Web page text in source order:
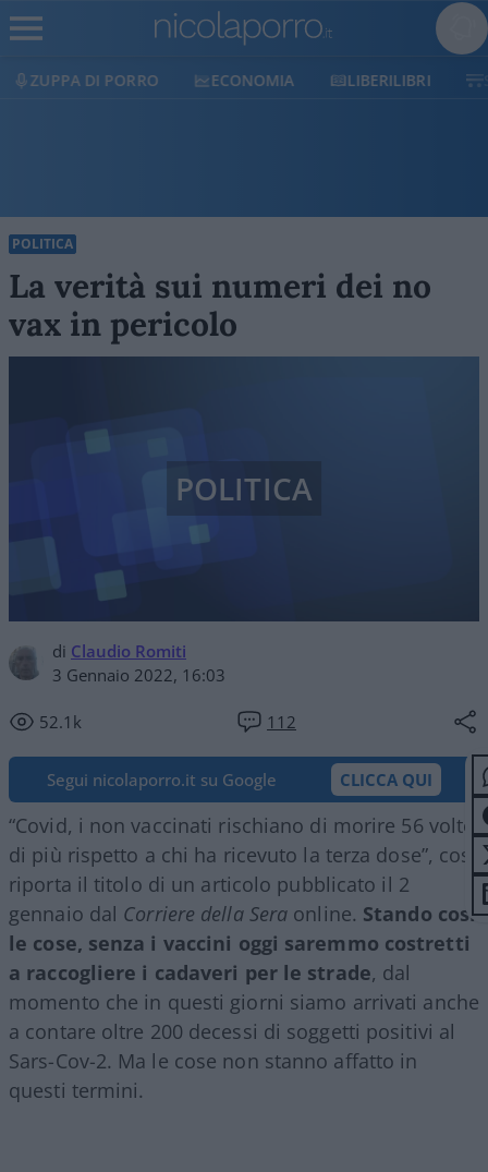
ECONOMIA LIBERILIBRI SHOP SOSTIENICI
POLITICA
La verità sui numeri dei no
vax in pericolo
di Claudio Romiti
3 Gennaio 2022, 16:03
52.1k 112
POLITICA
Segui nicolaporro.it su Google CLICCA QUI
“Covid, i non vaccinati rischiano di morire 56 volte
di più rispetto a chi ha ricevuto la terza dose”, così
riporta il titolo di un articolo pubblicato il 2
gennaio dal Corriere della Sera online. Stando così
le cose, senza i vaccini oggi saremmo costretti
a raccogliere i cadaveri per le strade, dal
momento che in questi giorni siamo arrivati anche
a contare oltre 200 decessi di soggetti positivi al
Sars-Cov-2. Ma le cose non stanno affatto in
questi termini.